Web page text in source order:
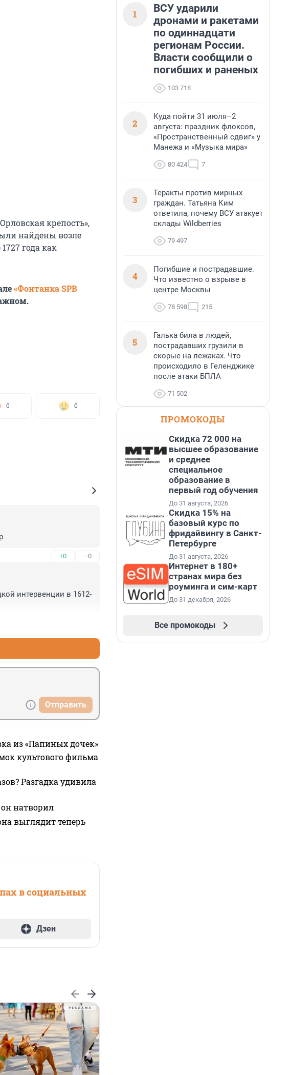
крепость»,
найдены возле
года как
«Фонтанка SPB
0 0
+0 –0
интервенции в 1612-
Отправить
из «Папиных дочек»
культового фильма
Разгадка удивила
натворил
выглядит теперь
в социальных
Дзен
1
ВСУ ударили
дронами и ракетами
по одиннадцати
регионам России.
Власти сообщили о
погибших и раненых
103 718
2
Куда пойти 31 июля–2
августа: праздник флоксов,
«Пространственный сдвиг» у
Манежа и «Музыка мира»
80 424 7
3
Теракты против мирных
граждан. Татьяна Ким
ответила, почему ВСУ атакует
склады Wildberries
79 497
4
Погибшие и пострадавшие.
Что известно о взрыве в
центре Москвы
78 598 215
5
Галька била в людей,
пострадавших грузили в
скорые на лежаках. Что
происходило в Геленджике
после атаки БПЛА
71 502
ПРОМОКОДЫ
Скидка 72 000 на
высшее образование
и среднее
специальное
образование в
первый год обучения
До 31 августа, 2026
Скидка 15% на
базовый курс по
фридайвингу в Санкт-
Петербурге
До 31 августа, 2026
Интернет в 180+
странах мира без
роуминга и сим-карт
До 31 декабря, 2026
Все промокоды